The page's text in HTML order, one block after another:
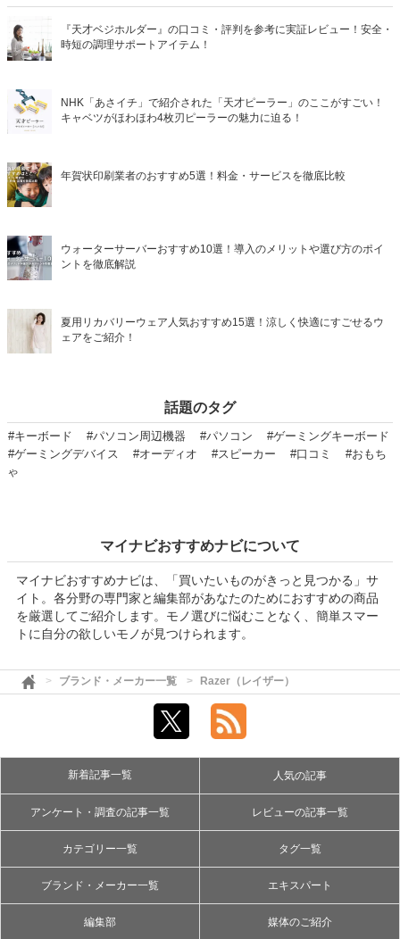
『天才ベジホルダー』の口コミ・評判を参考に実証レビュー！安全・
時短の調理サポートアイテム！
NHK「あさイチ」で紹介された「天才ピーラー」のここがすごい！
キャベツがほわほわ4枚刃ピーラーの魅力に迫る！
年賀状印刷業者のおすすめ5選！料金・サービスを徹底比較
ウォーターサーバーおすすめ10選！導入のメリットや選び方のポイ
ントを徹底解説
夏用リカバリーウェア人気おすすめ15選！涼しく快適にすごせるウ
ェアをご紹介！
話題のタグ
#キーボード #パソコン周辺機器 #パソコン
#ゲーミングキーボード
#ゲーミングデバイス
#オーディオ #スピーカー #口コミ
#おもち
ゃ
マイナビおすすめナビについて
マイナビおすすめナビは、「買いたいものがきっと見つかる」サ
イト。各分野の専門家と編集部があなたのためにおすすめの商品
を厳選してご紹介します。モノ選びに悩むことなく、簡単スマー
トに自分の欲しいモノが見つけられます。
ブランド・メーカー一覧 Razer（レイザー）
新着記事一覧 人気の記事
アンケート・調査の記事一覧 レビューの記事一覧
カテゴリー一覧 タグ一覧
ブランド・メーカー一覧 エキスパート
編集部 媒体のご紹介